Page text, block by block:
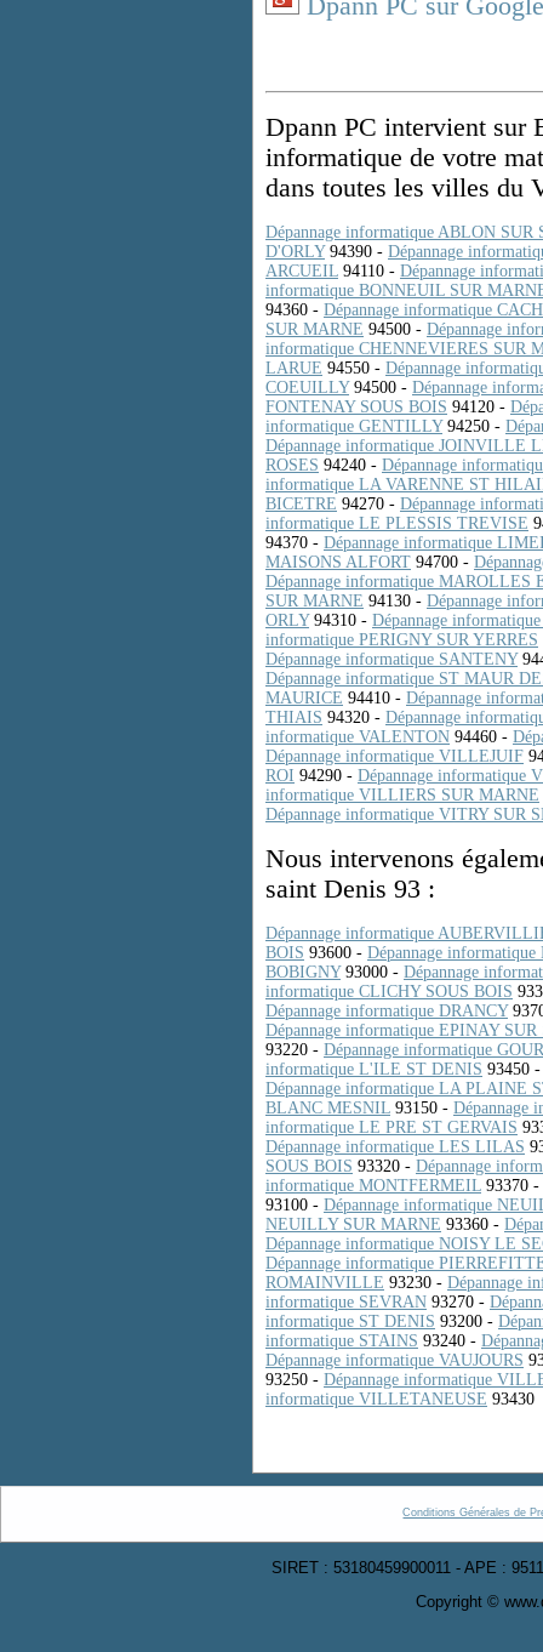
Dpann PC intervient sur
informatique de votre
dans toutes les villes du
Dépannage informatique ABLON SUR
D'ORLY94390 - Dépannage
ARCUEIL 94110 - Dépannage
informatique BONNEUIL SUR
94360 - Dépannage informatique
SUR MARNE 94500 - Dépannage
informatique CHENNEVIERES SUR
LARUE 94550 - Dépannage
COEUILLY94500 - Dépannage
FONTENAY SOUS BOIS 94120 -
informatique GENTILLY94250 -
Dépannage informatique JOINVILLE
ROSES 94240 - Dépannage
informatique LA VARENNE ST
BICETRE 94270 - Dépannage
informatique LE PLESSIS TREVISE
94370 - Dépannage informatique
MAISONS ALFORT 94700 -
Dépannage informatique MAROLLES
SUR MARNE 94130 - Dépannage
ORLY94310 - Dépannage
informatique PERIGNY SUR YERRES
Dépannage informatique SANTENY
Dépannage informatique ST MAUR
MAURICE 94410 - Dépannage
THIAIS 94320 - Dépannage
informatique VALENTON 94460 -
Dépannage informatique VILLEJUIF
ROI 94290 - Dépannage informatique
informatique VILLIERS SUR MARNE
Dépannage informatique VITRY SUR
Nous intervenons
saint Denis 93 :
Dépannage informatique
BOIS 93600 - Dépannage
BOBIGNY93000 - Dépannage
informatique CLICHY SOUS BOIS
Dépannage informatique DRANCY
Dépannage informatique EPINAY
93220 - Dépannage informatique
informatique L'ILE ST DENIS 93450
Dépannage informatique LA PLAINE
BLANC MESNIL 93150 - Dépannage
informatique LE PRE ST GERVAIS
Dépannage informatique LES LILAS
SOUS BOIS 93320 - Dépannage
informatique MONTFERMEIL 93370 -
93100 - Dépannage informatique
NEUILLY SUR MARNE 93360 -
Dépannage informatique NOISY LE
Dépannage informatique
ROMAINVILLE 93230 - Dépannage
informatique SEVRAN 93270 -
informatique ST DENIS 93200 -
informatique STAINS 93240 -
Dépannage informatique VAUJOURS
93250 - Dépannage informatique
informatique VILLETANEUSE 93430
Conditions Générales de
SIRET : 53180459900011 - APE :
Copyright ©